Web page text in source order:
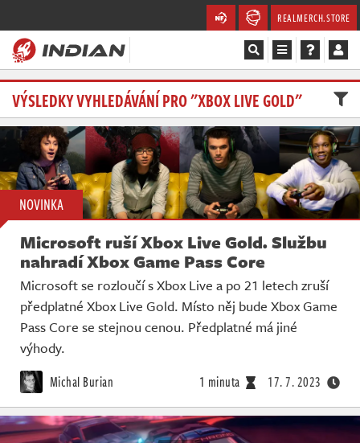
REALMERCH.STORE
Magazín
Recenze
Videa
Soutěže
Databáze
Komunita
Redakce
Živě
VÝSLEDKY VYHLEDÁVÁNÍ PRO "XBOX LIVE GOLD"
NOVINKA
Microsoft ruší Xbox Live Gold. Službu
nahradí Xbox Game Pass Core
Microsoft se rozloučí s Xbox Live a po 21 letech zruší
předplatné Xbox Live Gold. Místo něj bude Xbox Game
Pass Core se stejnou cenou. Předplatné má jiné
výhody.
Michal Burian 1 minuta 17. 7. 2023